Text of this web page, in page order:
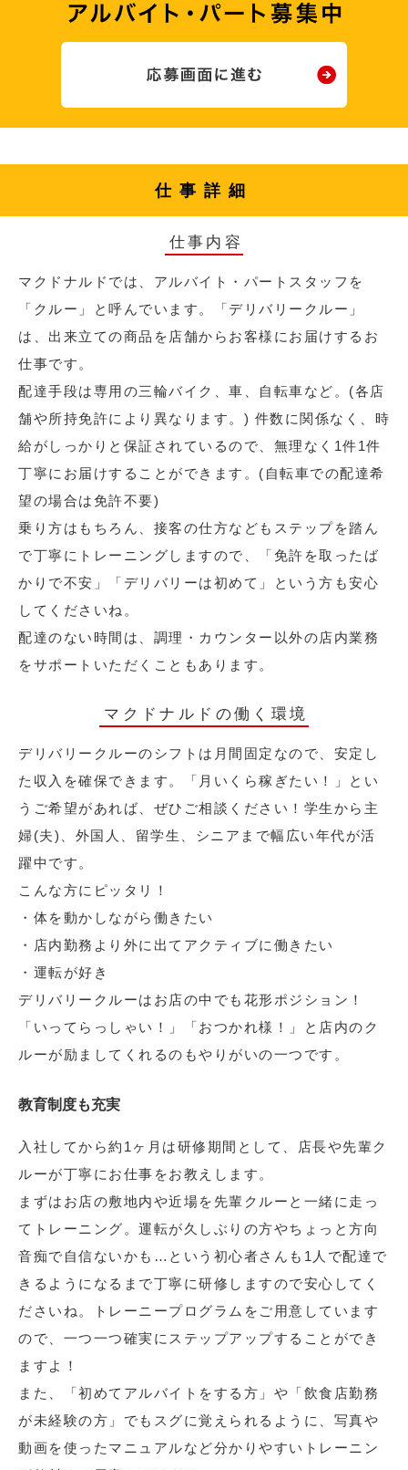
仕事詳細
仕事内容
マクドナルドでは、アルバイト・パートスタッフを
「クルー」と呼んでいます。「デリバリークルー」
は、出来立ての商品を店舗からお客様にお届けするお
仕事です。
配達手段は専用の三輪バイク、車、自転車など。(各店
舗や所持免許により異なります。) 件数に関係なく、時
給がしっかりと保証されているので、無理なく1件1件
丁寧にお届けすることができます。(自転車での配達希
望の場合は免許不要)
乗り方はもちろん、接客の仕方などもステップを踏ん
で丁寧にトレーニングしますので、「免許を取ったば
かりで不安」「デリバリーは初めて」という方も安心
してくださいね。
配達のない時間は、調理・カウンター以外の店内業務
をサポートいただくこともあります。
マクドナルドの働く環境
デリバリークルーのシフトは月間固定なので、安定し
た収入を確保できます。「月いくら稼ぎたい！」とい
うご希望があれば、ぜひご相談ください！学生から主
婦(夫)、外国人、留学生、シニアまで幅広い年代が活
躍中です。
こんな方にピッタリ！
・体を動かしながら働きたい
・店内勤務より外に出てアクティブに働きたい
・運転が好き
デリバリークルーはお店の中でも花形ポジション！
「いってらっしゃい！」「おつかれ様！」と店内のク
ルーが励ましてくれるのもやりがいの一つです。
教育制度も充実
入社してから約1ヶ月は研修期間として、店長や先輩ク
ルーが丁寧にお仕事をお教えします。
まずはお店の敷地内や近場を先輩クルーと一緒に走っ
てトレーニング。運転が久しぶりの方やちょっと方向
音痴で自信ないかも…という初心者さんも1人で配達で
きるようになるまで丁寧に研修しますので安心してく
ださいね。トレーニープログラムをご用意しています
ので、一つ一つ確実にステップアップすることができ
ますよ！
また、「初めてアルバイトをする方」や「飲食店勤務
が未経験の方」でもスグに覚えられるように、写真や
動画を使ったマニュアルなど分かりやすいトレーニン